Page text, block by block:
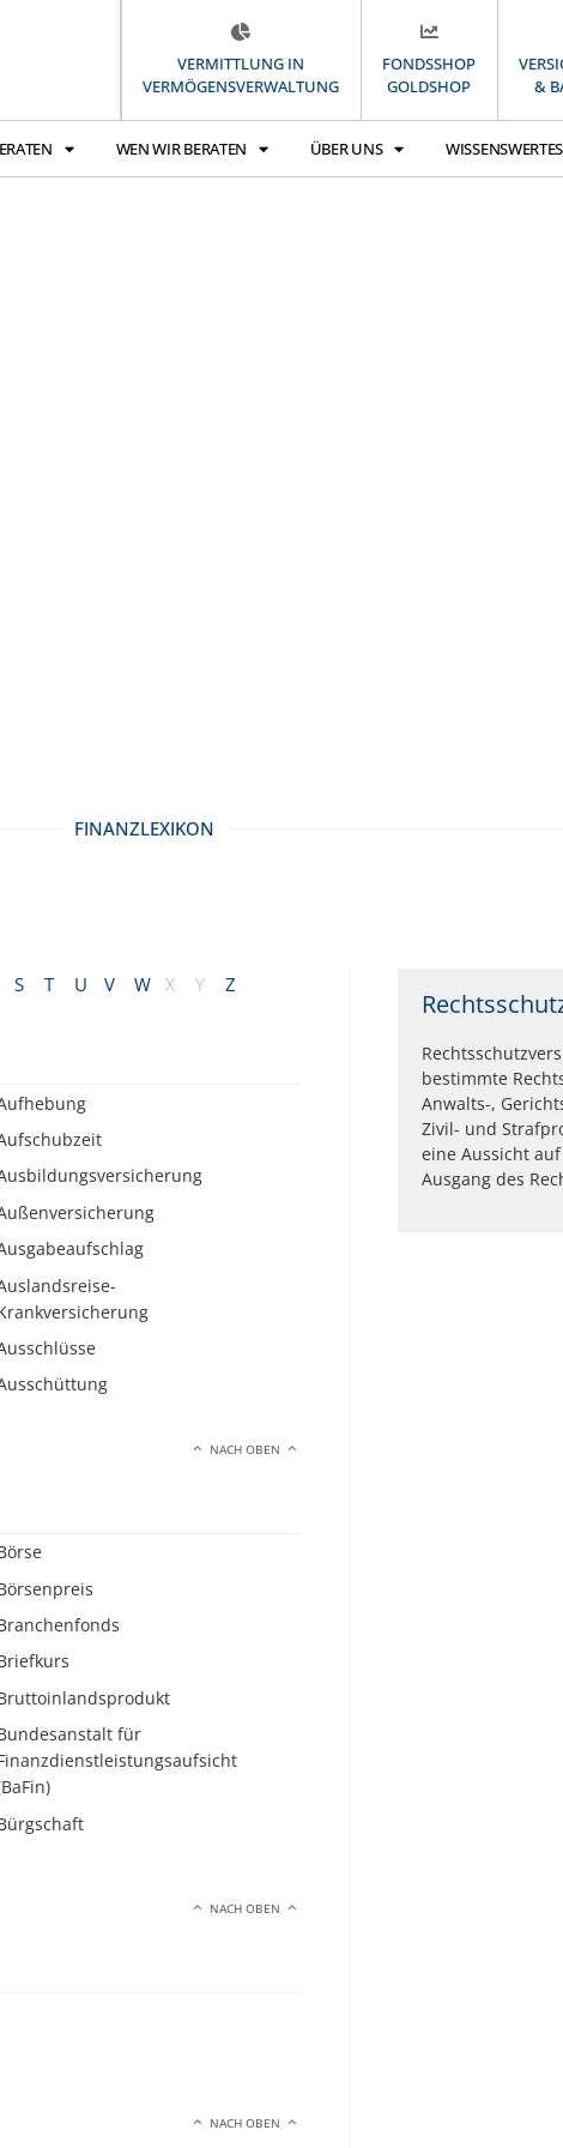
VERMITTLUNG IN
VERMÖGENSVERWALTUNG
FONDSSHOP
GOLDSHOP
&
WEN WIR BERATEN ÜBER UNS WISSENSWERTES
FINANZLEXIKON
S T U V W X Y Z
NACH OBEN
für
NACH OBEN
NACH OBEN
bestimmte
Anwalts-,
Zivil- und
eine Aussicht
Ausgang des